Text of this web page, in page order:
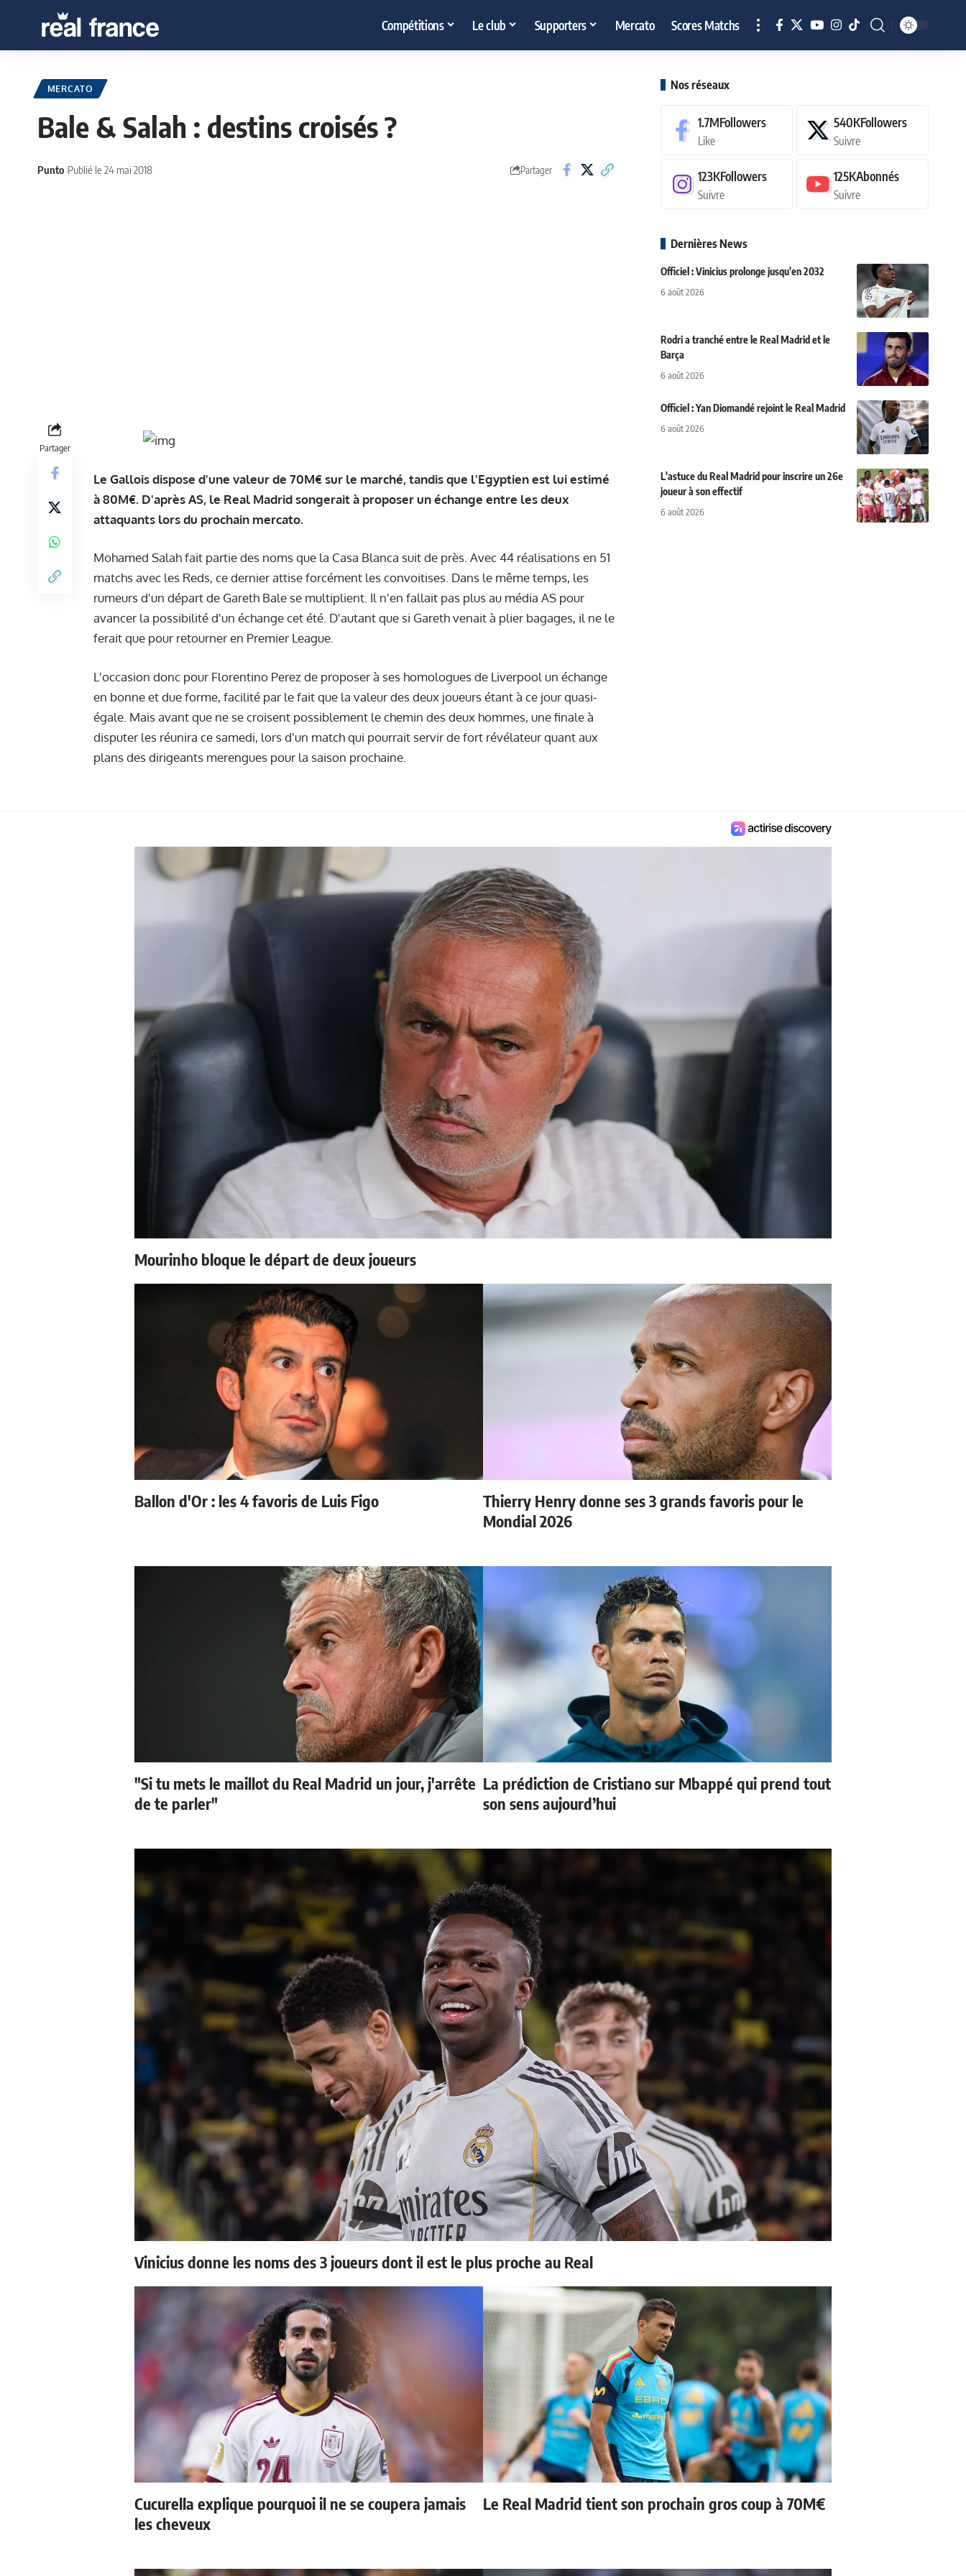
Compétitions Le club Supporters Mercato Scores Matchs
MERCATO
Bale & Salah : destins croisés ?
Punto Publié le 24 mai 2018 Partager
Partager
Le Gallois dispose d'une valeur de 70M€ sur le marché, tandis que l'Egyptien est lui estimé
à 80M€. D'après AS, le Real Madrid songerait à proposer un échange entre les deux
attaquants lors du prochain mercato.
Mohamed Salah fait partie des noms que la Casa Blanca suit de près. Avec 44 réalisations en 51
matchs avec les Reds, ce dernier attise forcément les convoitises. Dans le même temps, les
rumeurs d'un départ de Gareth Bale se multiplient. Il n'en fallait pas plus au média AS pour
avancer la possibilité d'un échange cet été. D'autant que si Gareth venait à plier bagages, il ne le
ferait que pour retourner en Premier League.
L'occasion donc pour Florentino Perez de proposer à ses homologues de Liverpool un échange
en bonne et due forme, facilité par le fait que la valeur des deux joueurs étant à ce jour quasi-
égale. Mais avant que ne se croisent possiblement le chemin des deux hommes, une finale à
disputer les réunira ce samedi, lors d'un match qui pourrait servir de fort révélateur quant aux
plans des dirigeants merengues pour la saison prochaine.
Nos réseaux
1.7MFollowers
Like
540KFollowers
Suivre
123KFollowers
Suivre
125KAbonnés
Suivre
Dernières News
Officiel : Vinicius prolonge jusqu'en 2032
6 août 2026
Rodri a tranché entre le Real Madrid et le
Barça
6 août 2026
Officiel : Yan Diomandé rejoint le Real Madrid
6 août 2026
L'astuce du Real Madrid pour inscrire un 26e
joueur à son effectif
6 août 2026
Mourinho bloque le départ de deux joueurs
Ballon d'Or : les 4 favoris de Luis Figo
Thierry Henry donne ses 3 grands favoris pour le
Mondial 2026
"Si tu mets le maillot du Real Madrid un jour, j'arrête
de te parler"
La prédiction de Cristiano sur Mbappé qui prend tout
son sens aujourd’hui
Vinicius donne les noms des 3 joueurs dont il est le plus proche au Real
Cucurella explique pourquoi il ne se coupera jamais
les cheveux
Le Real Madrid tient son prochain gros coup à 70M€